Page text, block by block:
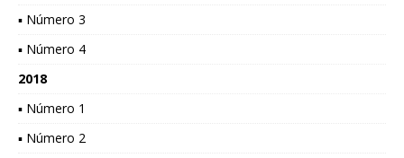
▪ Número 3
▪ Número 4
2018
▪ Número 1
▪ Número 2